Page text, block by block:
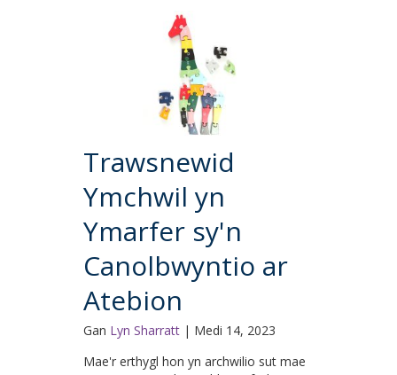
Trawsnewid
Ymchwil yn
Ymarfer sy'n
Canolbwyntio ar
Atebion
Gan Lyn Sharratt | Medi 14, 2023
Mae'r erthygl hon yn archwilio sut mae